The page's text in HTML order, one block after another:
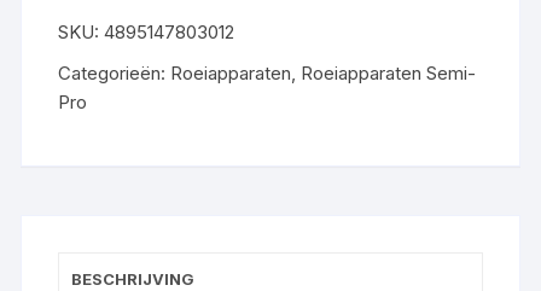
ZILVER
SKU:4895147803012
Categorieën: Roeiapparaten, Roeiapparaten Semi-
Pro
BESCHRIJVING